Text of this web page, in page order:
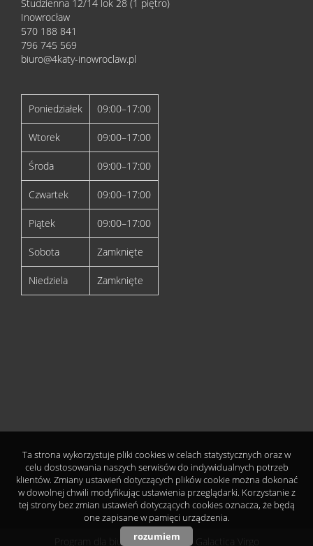
Studzienna 12/14 lok 28 (1 piętro)
Inowrocław
570 188 841
796 745 569
biuro@4katy-inowroclaw.pl
Poniedziałek 09:00–17:00
Wtorek 09:00–17:00
Środa 09:00–17:00
Czwartek 09:00–17:00
Piątek 09:00–17:00
Sobota Zamknięte
Niedziela Zamknięte
Program dla biur nieruchomości Galactica Virgo
Ta strona wykorzystuje pliki cookies w celach statystycznych oraz w
celu dostosowania naszych serwisów do indywidualnych potrzeb
klientów. Zmiany ustawień dotyczących plików cookie można dokonać
w dowolnej chwili modyfikując ustawienia przeglądarki. Korzystanie z
tej strony bez zmian ustawień dotyczących cookies oznacza, że będą
one zapisane w pamięci urządzenia.
rozumiem